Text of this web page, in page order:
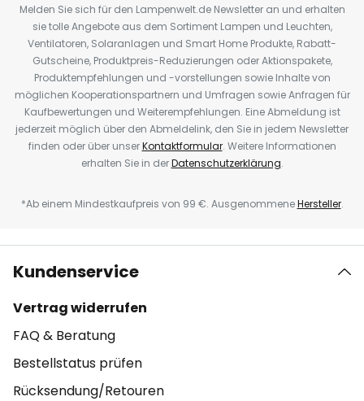
Melden Sie sich für den Lampenwelt.de Newsletter an und erhalten
sie tolle Angebote aus dem Sortiment Lampen und Leuchten,
Ventilatoren, Solaranlagen und Smart Home Produkte, Rabatt-
Gutscheine, Produktpreis-Reduzierungen oder Aktionspakete,
Produktempfehlungen und -vorstellungen sowie Inhalte von
möglichen Kooperationspartnern und Umfragen sowie Anfragen für
Kaufbewertungen und Weiterempfehlungen. Eine Abmeldung ist
jederzeit möglich über den Abmeldelink, den Sie in jedem Newsletter
finden oder über unserKontaktformular. Weitere Informationen
erhalten Sie in derDatenschutzerklärung.
*Ab einem Mindestkaufpreis von 99 €. AusgenommeneHersteller.
Kundenservice
Vertrag widerrufen
FAQ & Beratung
Bestellstatus prüfen
Rücksendung/Retouren